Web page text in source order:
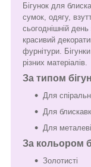
Бігунок для
сумок, одягу,
сьогоднішній
красивий
фурнітури.
різних матеріалів.
За типом
Для
Для
Для
За кольором
Золотисті